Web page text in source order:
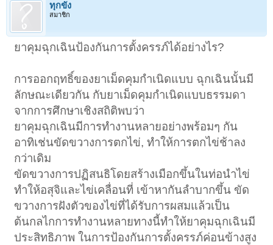
ทุกขัง
สมาชิก
ยาคุมฉุกเฉินป้องกันการตั้งครรภ์ได้อย่างไร?
การออกฤทธิ์ของยาเม็ดคุมกำเนิดแบบ ฉุกเฉินนั้นมี
ลักษณะเดียวกัน กับยาเม็ดคุมกำเนิดแบบธรรมดา
จากการศึกษาเชิงสถิติพบว่า
ยาคุมฉุกเฉินมีการทำงานหลายอย่างพร้อมๆ กัน
อาทิเช่นขัดขวางการตกไข่, ทำให้การตกไข่ช้าลง
กว่าเดิม
ขัดขวางการปฏิสนธิโดยสร้างเมือกขึ้นในท่อนำไข่
ทำให้อสุจิและไข่เคลื่อนที่ เข้าหากันลำบากขึ้น ขัด
ขวางการฝังตัวของไข่ที่ได้รับการผสมแล้วเป็น
ต้นกลไกการทำงานหลายทางนี้ทำให้ยาคุมฉุกเฉินมี
ประสิทธิภาพ ในการป้องกันการตั้งครรภ์ค่อนข้างสูง